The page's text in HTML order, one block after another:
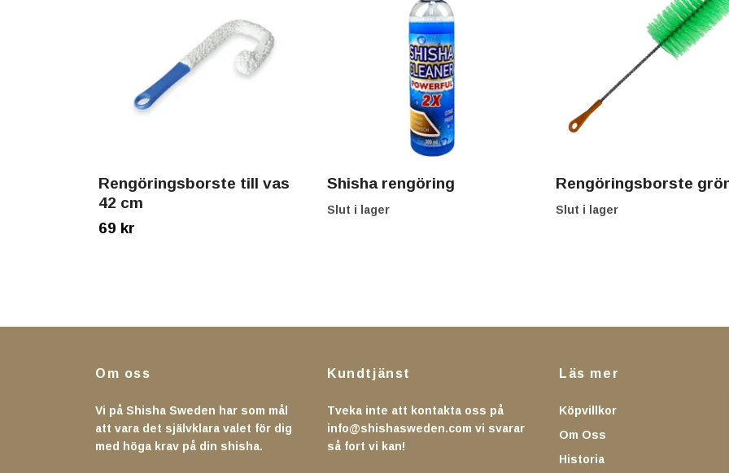
Rengöringsborste till vas
42 cm
69 kr
Shisha rengöring
Slut i lager
Rengöringsborste
Slut i lager
Om oss
Vi på Shisha Sweden har som mål
att vara det självklara valet för dig
med höga krav på din shisha.
Kundtjänst
Tveka inte att kontakta oss på
info@shishasweden.com vi svarar
så fort vi kan!
Läs mer
Köpvillkor
Om Oss
Historia